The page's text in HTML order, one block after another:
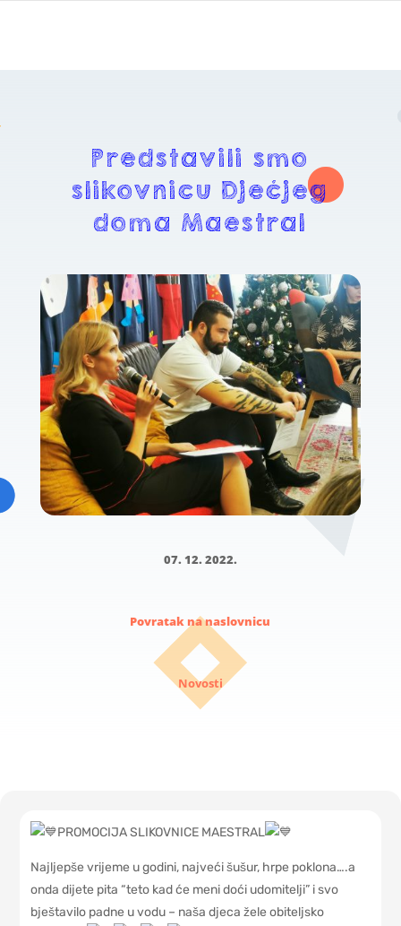
Predstavili smo
slikovnicu Dječjeg
doma Maestral
07. 12. 2022.
Povratak na naslovnicu
Novosti
PROMOCIJA SLIKOVNICE MAESTRAL
Najljepše vrijeme u godini, najveći šušur, hrpe poklona….a
onda dijete pita “teto kad će meni doći udomitelji” i svo
bještavilo padne u vodu – naša djeca žele obiteljsko